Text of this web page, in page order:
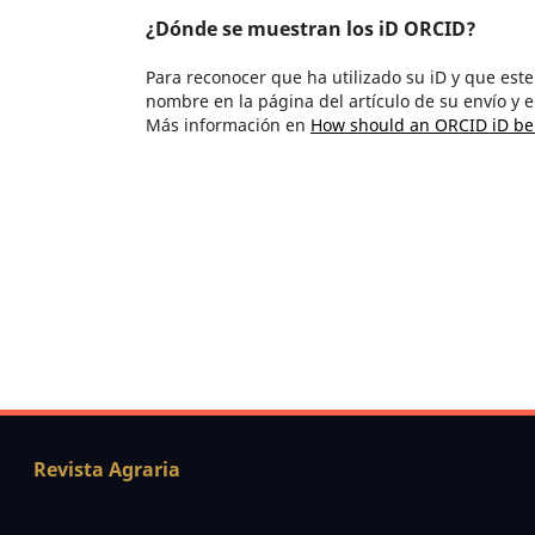
¿Dónde se muestran los iD ORCID?
Para reconocer que ha utilizado su iD y que
nombre en la página del artículo de su envío y
Más información en How should an ORCID iD
Revista Agraria